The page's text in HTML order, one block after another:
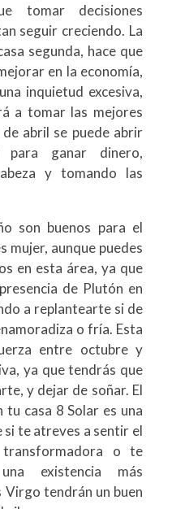
tomar decisiones
seguir creciendo. La
segunda, hace que
en la economía,
inquietud excesiva,
a tomar las mejores
abril se puede abrir
para ganar dinero,
y tomando las
son buenos para el
mujer, aunque puedes
en esta área, ya que
de Plutón en
a replantearte si de
o fría. Esta
entre octubre y
ya que tendrás que
y dejar de soñar. El
casa 8 Solar es una
te atreves a sentir el
o te
existencia más
Virgo tendrán un buen